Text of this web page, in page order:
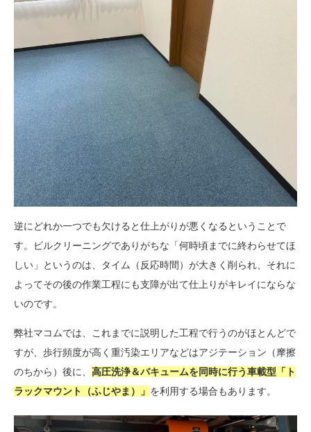
逆にどれか一つでも欠けると仕上がりが悪くなるということで
す。ビルクリーニングでありがちな「何時頃までに終わらせてほ
しい」というのは、タイム（反応時間）が大きく削られ、それに
よってその後の作業工程にも支障が出て仕上りがキレイにならな
いのです。
弊社マコムでは、これまでに説明した工程で行うのがほとんどで
すが、歩行頻度が高く重汚染エリアなどはアジテーション（摩擦
のちから）後に、 高圧洗浄＆バキュームを同時に行う車載型「ト
ラックマウント（ふじやま）」 を利用する場合もあります。